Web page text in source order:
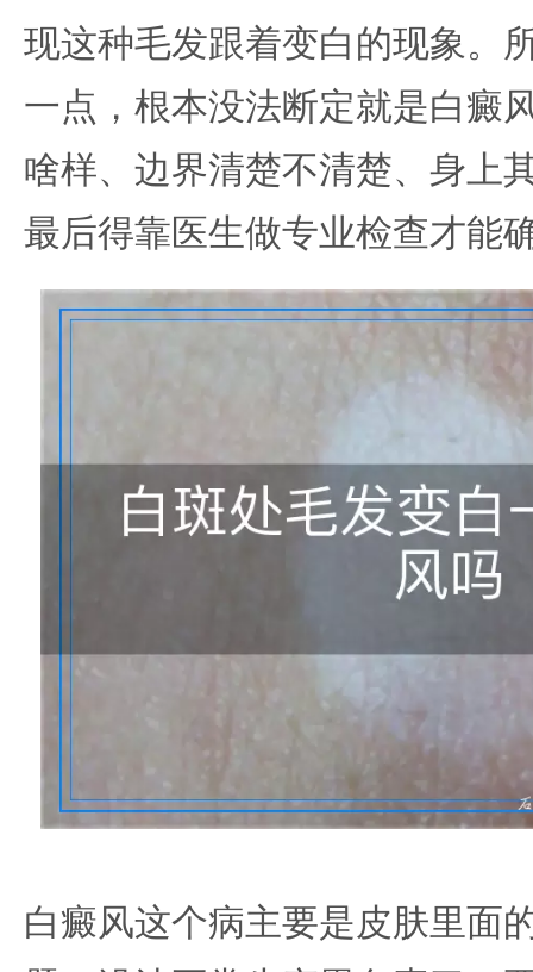
现这种毛发跟着变白的现象。
一点，根本没法断定就是白癜
啥样、边界清楚不清楚、身上
最后得靠医生做专业检查才能
白癜风这个病主要是皮肤里面